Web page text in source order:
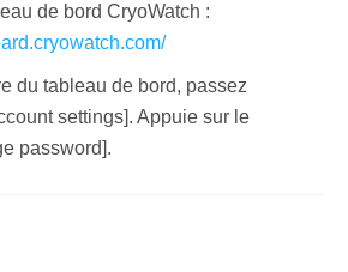
de bord CryoWatch :
du tableau de bord, passez
settings]. Appuie sur le
password].